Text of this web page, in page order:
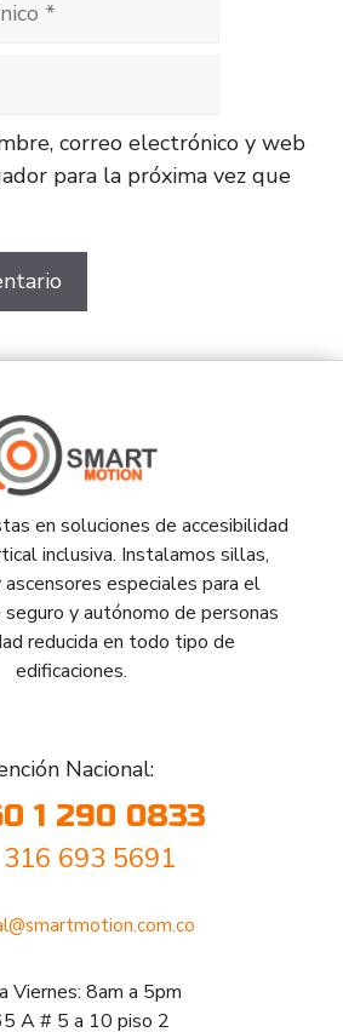
correo electrónico y web
para la próxima vez que
en soluciones de accesibilidad
inclusiva. Instalamos sillas,
especiales para el
y autónomo de personas
reducida en todo tipo de
edificaciones.
Nacional:
1 290 0833
693 5691
Viernes: 8am a 5pm
A # 5 a 10 piso 2